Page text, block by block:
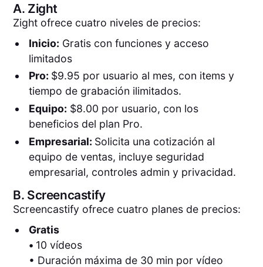
A. Zight
Zight ofrece cuatro niveles de precios:
Inicio: Gratis con funciones y acceso
limitados
Pro: $9.95 por usuario al mes, con items y
tiempo de grabación ilimitados.
Equipo: $8.00 por usuario, con los
beneficios del plan Pro.‍
Empresarial: Solicita una cotización al
equipo de ventas, incluye seguridad
empresarial, controles admin y privacidad.
B. Screencastify
Screencastify ofrece cuatro planes de precios:
Gratis
• 10 vídeos
• Duración máxima de 30 min por vídeo